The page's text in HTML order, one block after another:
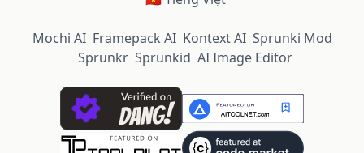
Mochi AI Framepack AI Kontext AI Sprunki Mod
Sprunkr Sprunkid AI Image Editor